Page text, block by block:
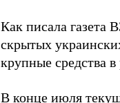
Как писала газета
скрытых
крупные средства
В конце июля